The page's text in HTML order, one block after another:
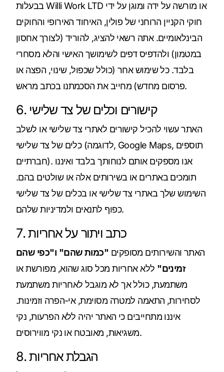
בבעלות Willi Work LTD או מורשה על ידה ומוגן על ידי
חוקי הקניין הרוחני של פולין, האיחוד האירופי והחוקים
הבינלאומיים. אתה רשאי להציג, להוריד (לצורך אחסון
במטמון) ולהדפיס דפים לשימושך האישי והלא מסחרי
בלבד. כל שימוש אחר (כולל שכפול, שינוי, הפצה או
פרסום מחדש) מחייב את הסכמתנו בכתב מראש.
6. קישורים וכלים של צד שלישי
האתר עשוי להכיל קישורים לאתרי צד שלישי או לשלב
כלים של צד שלישי (לדוגמה, Google Maps, תוספים
חברתיים). אנו מספקים אותם לנוחותך בלבד ואיננו
תומכים באתרים או בשירותים אלה או שולטים בהם.
השימוש שלך באתרי צד שלישי או בכלים של צד שלישי
כפוף לתנאים ולמדיניות שלהם.
7. כתב ויתור על אחריות
האתר והשירותים מסופקים "כמות שהם" ו"כפי שהם
זמינים" ללא אחריות מכל סוג שהוא, מפורשת או
משתמעת, כולל אך לא מוגבל לאחריות משתמעת
לסחירות, התאמה למטרה מסוימת, אי-הפרה וזמינות.
איננו מתחייבים כי האתר יהיה ללא הפרעות, נקי
משגיאות, מאובטח או נקי מווירוסים.
8. הגבלת אחריות